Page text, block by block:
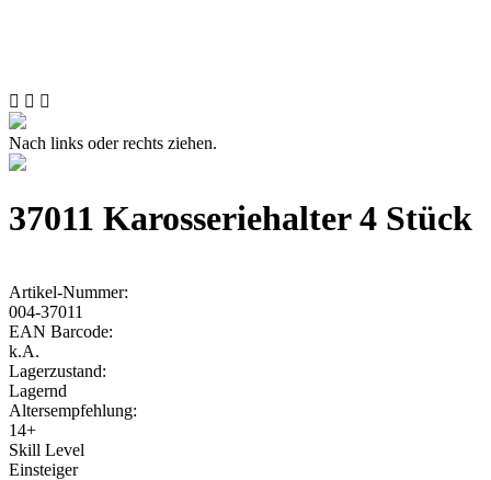
Nach links oder rechts ziehen.
37011 Karosseriehalter 4 Stück
Artikel-Nummer:
004-37011
EAN Barcode:
k.A.
Lagerzustand:
Lagernd
Altersempfehlung:
14+
Skill Level
Einsteiger